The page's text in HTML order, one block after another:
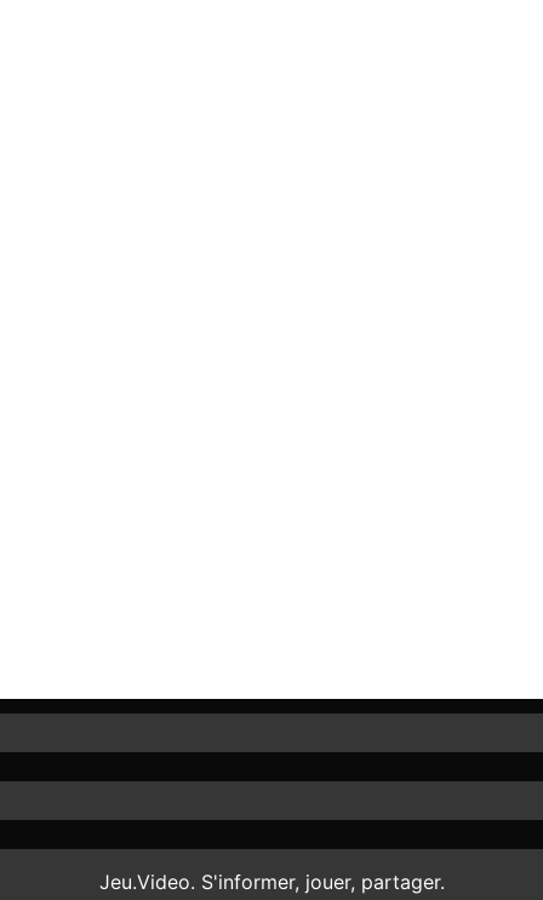
Jeu.Video. S'informer, jouer, partager.